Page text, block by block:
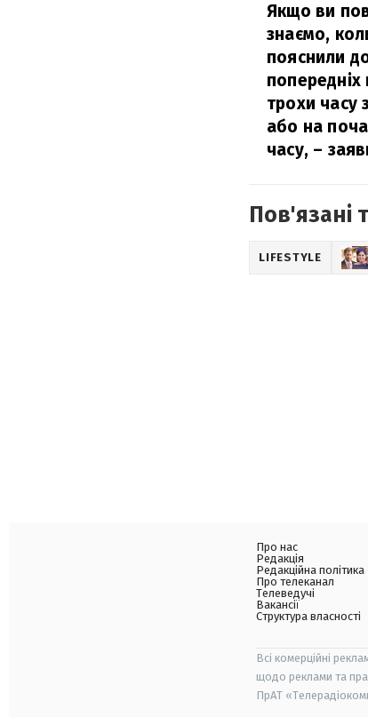
Якщо ви
знаємо,
пояснили
трохи часу
або на
часу, –
Пов'язані
LIFESTYLE
Про нас
Редакція
Редакційна політика
Про телеканал
Телеведучі
Вакансії
Структура власності
Всі комерційні
щодо реклами та
ПрАТ